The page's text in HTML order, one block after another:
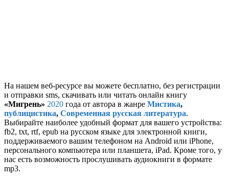
На нашем веб-ресурсе вы можете бесплатно, без регистрации
и отправки sms, скачивать или читать онлайн книгу
«Мигрень» 2020 года от автора в жанре Мистика,
публицистика, Современная русская литература.
Выбирайте наиболее удобный формат для вашего устройства:
fb2, txt, rtf, epub на русском языке для электронной книги,
поддерживаемого вашим телефоном на Android или iPhone,
персонального компьютера или планшета, iPad. Кроме того, у
нас есть возможность прослушивать аудиокниги в формате
mp3.